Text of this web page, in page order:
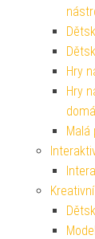
Hry
Hry
Malá